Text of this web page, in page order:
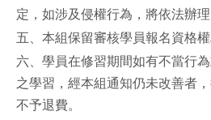
定，如涉及侵權行為，將依法辦理
五、本組保留審核學員報名資格權
六、學員在修習期間如有不當行
之學習，經本組通知仍未改善者
不予退費。